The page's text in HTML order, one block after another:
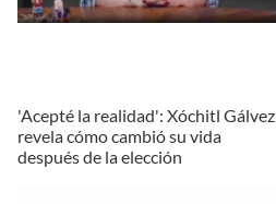
'Acepté la realidad': Xóchitl Gálvez
revela cómo cambió su vida
después de la elección